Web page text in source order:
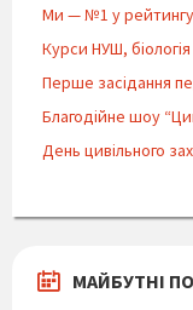
Ми — №1 у рейтингу!
Курси НУШ, біологія
Перше засідання
Благодійне шоу
День цивільного
МАЙБУТНІ